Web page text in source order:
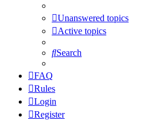
Unanswered topics
Active topics
Search
FAQ
Rules
Login
Register